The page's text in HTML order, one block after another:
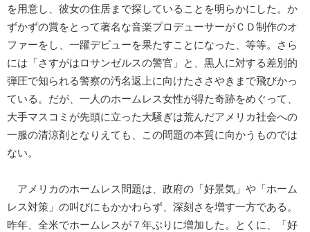
を用意し、彼女の住居まで探していることを明らかにした。か
ずかずの賞をとって著名な音楽プロデューサーがＣＤ制作のオ
ファーをし、一躍デビューを果たすことになった、等等。さら
には「さすがはロサンゼルスの警官」と、黒人に対する差別的
弾圧で知られる警察の汚名返上に向けたささやきまで飛びかっ
ている。だが、一人のホームレス女性が得た奇跡をめぐって、
大手マスコミが先頭に立った大騒ぎは荒んだアメリカ社会への
一服の清涼剤となりえても、この問題の本質に向かうものでは
ない。
アメリカのホームレス問題は、政府の「好景気」や「ホーム
レス対策」の叫びにもかかわらず、深刻さを増す一方である。
昨年、全米でホームレスが７年ぶりに増加した。とくに、「好